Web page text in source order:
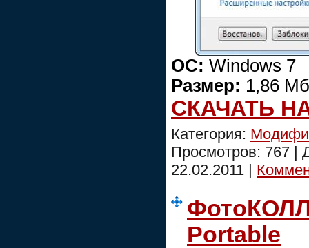
ОС: Windows 7
Размер: 1,86 Мб
СКАЧАТЬ
Категория:
Просмотров: 767 |
22.02.2011 |
Portable